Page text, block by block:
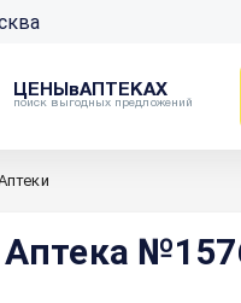
ЦЕНЫвАПТЕКАХ
поиск выгодных предложений
Аптека